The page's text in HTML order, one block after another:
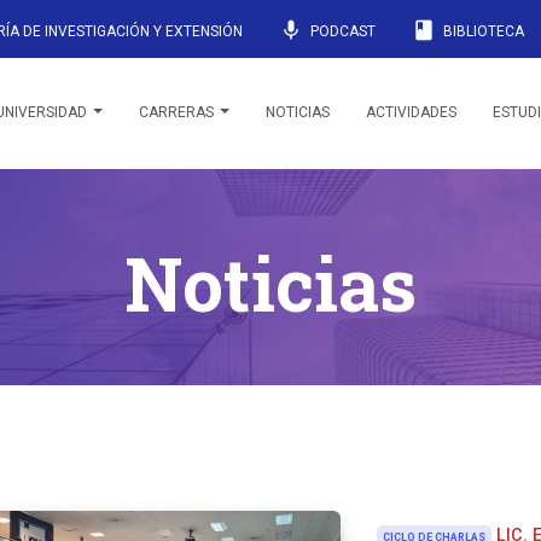
DE INVESTIGACIÓN Y EXTENSIÓN mic PODCAST book BIBLIOTECA
CARRERAS NOTICIAS ACTIVIDADES
Noticias
CICLO DE CHARLAS LIC.